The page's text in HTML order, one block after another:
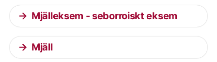
Mjälleksem - seborroiskt eksem
Mjäll